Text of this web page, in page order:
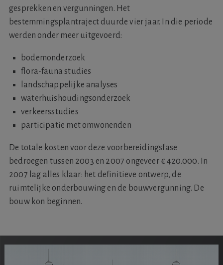
gesprekken en vergunningen. Het
bestemmingsplantraject duurde vier jaar. In die periode
werden onder meer uitgevoerd:
bodemonderzoek
flora-fauna studies
landschappelijke analyses
waterhuishoudingsonderzoek
verkeersstudies
participatie met omwonenden
De totale kosten voor deze voorbereidingsfase
bedroegen tussen 2003 en 2007 ongeveer € 420.000. In
2007 lag alles klaar: het definitieve ontwerp, de
ruimtelijke onderbouwing en de bouwvergunning. De
bouw kon beginnen.